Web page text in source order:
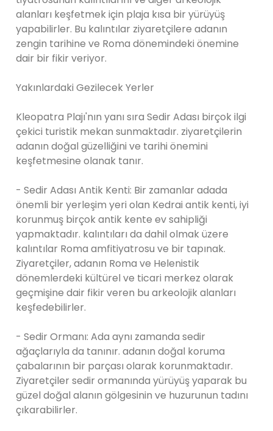
alanları keşfetmek için plaja kısa bir yürüyüş
yapabilirler. Bu kalıntılar ziyaretçilere adanın
zengin tarihine ve Roma dönemindeki önemine
dair bir fikir veriyor.
Yakınlardaki Gezilecek Yerler
Kleopatra Plajı'nın yanı sıra Sedir Adası birçok ilgi
çekici turistik mekan sunmaktadır. ziyaretçilerin
adanın doğal güzelliğini ve tarihi önemini
keşfetmesine olanak tanır.
- Sedir Adası Antik Kenti: Bir zamanlar adada
önemli bir yerleşim yeri olan Kedrai antik kenti, iyi
korunmuş birçok antik kente ev sahipliği
yapmaktadır. kalıntıları da dahil olmak üzere
kalıntılar Roma amfitiyatrosu ve bir tapınak.
Ziyaretçiler, adanın Roma ve Helenistik
dönemlerdeki kültürel ve ticari merkez olarak
geçmişine dair fikir veren bu arkeolojik alanları
keşfedebilirler.
- Sedir Ormanı: Ada aynı zamanda sedir
ağaçlarıyla da tanınır. adanın doğal koruma
çabalarının bir parçası olarak korunmaktadır.
Ziyaretçiler sedir ormanında yürüyüş yaparak bu
güzel doğal alanın gölgesinin ve huzurunun tadını
çıkarabilirler.